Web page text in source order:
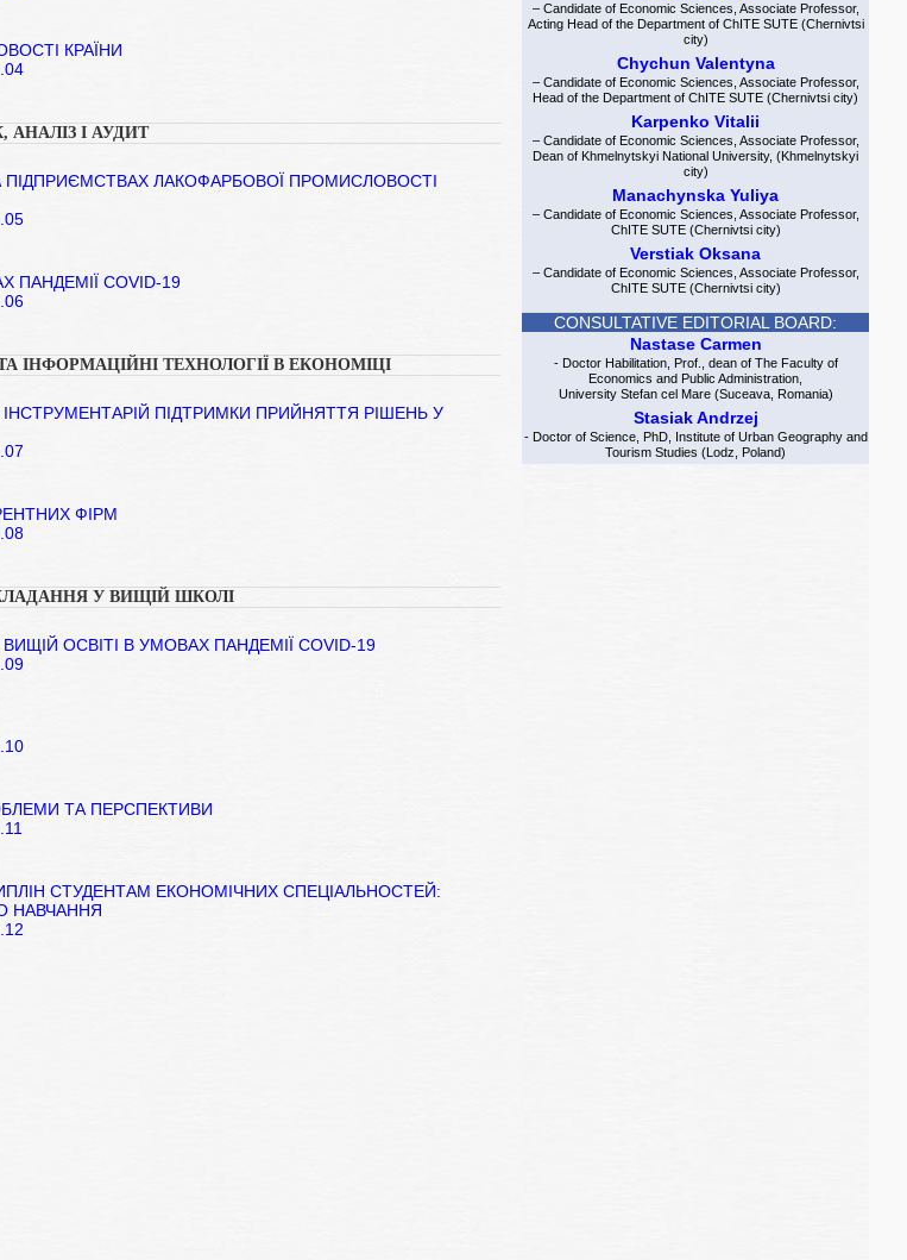
КРАЇНИ
АНАЛІЗ І АУДИТ
ЛАКОФАРБОВОЇ ПРОМИСЛОВОСТІ
ПАНДЕМІЇ COVID-19
ІНФОРМАЦІЙНІ ТЕХНОЛОГІЇ В ЕКОНОМІЦІ
ПІДТРИМКИ ПРИЙНЯТТЯ РІШЕНЬ У
ФІРМ
У ВИЩІЙ ШКОЛІ
ОСВІТІ В УМОВАХ ПАНДЕМІЇ COVID-19
ТА ПЕРСПЕКТИВИ
СТУДЕНТАМ ЕКОНОМІЧНИХ СПЕЦІАЛЬНОСТЕЙ:
НАВЧАННЯ
– Candidate of Economic Sciences, Associate Professor,
Acting Head of the Department of ChITE SUTE (Chernivtsi
city)
Chychun Valentyna
– Candidate of Economic Sciences, Associate Professor,
Head of the Department of ChITE SUTE (Chernivtsi city)
Karpenko Vitalii
– Candidate of Economic Sciences, Associate Professor,
Dean of Khmelnytskyi National University, (Khmelnytskyi
city)
Manachynska Yuliya
– Candidate of Economic Sciences, Associate Professor,
ChITE SUTE (Chernivtsi city)
Verstiak Oksana
– Candidate of Economic Sciences, Associate Professor,
ChITE SUTE (Chernivtsi city)
CONSULTATIVE EDITORIAL BOARD:
Nastase Carmen
- Doctor Habilitation, Prof., dean of The Faculty of
Economics and Public Administration,
University Stefan cel Mare (Suceava, Romania)
Stasiak Andrzej
- Doctor of Science, PhD, Institute of Urban Geography and
Tourism Studies (Lodz, Poland)